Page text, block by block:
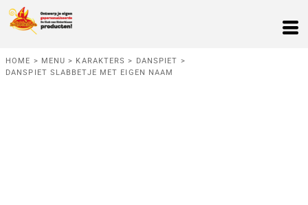
HOME > MENU > KARAKTERS > DANSPIET >
DANSPIET SLABBETJE MET EIGEN NAAM